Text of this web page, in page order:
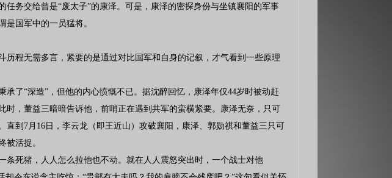
务交给曾是“废太子”的康泽。可是，康泽的密探身份与坐镇襄阳的军事
国军中的一员猛将。
程无需多言，紧要的是通过对比国军和自身的记叙，才气看到一些原理
了“深造”，但他的内心愤慨不已。据沈醉回忆，康泽年仅44岁时被动赶
，董益三暗暗告诉他，前哨正在遇到共军的蛮横紧要。康泽无奈，只可
到7月16日，李云龙（即王近山）攻破襄阳，康泽、郭勋祺和董益三只可
被活捉。
死猪，人人怎么拉他也不动。就在人人震怒突出时，一个战士对他